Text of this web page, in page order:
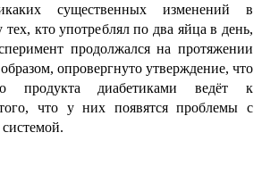
существенных изменений в
тех, кто употреблял по два яйца в день,
продолжался на протяжении
опровергнуто утверждение, что
продукта диабетиками ведёт к
что у них появятся проблемы с